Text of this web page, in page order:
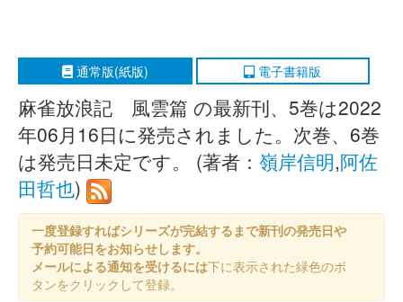
通常版(紙版) 電子書籍版
麻雀放浪記 風雲篇 の最新刊、5巻は2022
年06月16日に発売されました。次巻、6巻
は発売日未定です。 (著者： 嶺岸信明,阿佐
田哲也)
一度登録すればシリーズが完結するまで新刊の発売日や
予約可能日をお知らせします。
メールによる通知を受けるには下に表示された緑色のボ
タンをクリックして登録。